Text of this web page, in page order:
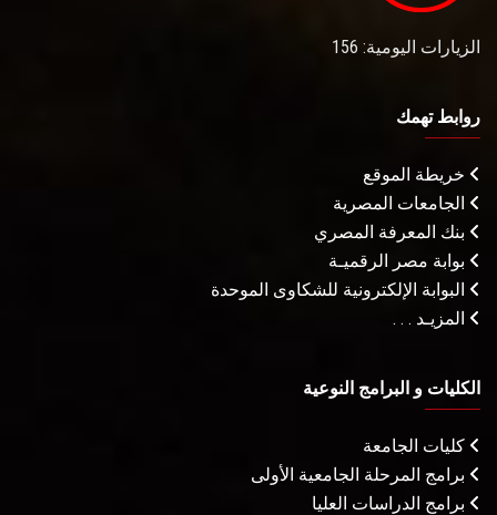
الزيارات اليومية: 156
روابط تهمك
خريطة الموقع
الجامعات المصرية
بنك المعرفة المصري
بوابة مصر الرقميـة
البوابة الإلكترونية للشكاوى الموحدة
المزيـد . . .
الكليات و البرامج النوعية
كليات الجامعة
برامج المرحلة الجامعية الأولى
برامج الدراسات العليا